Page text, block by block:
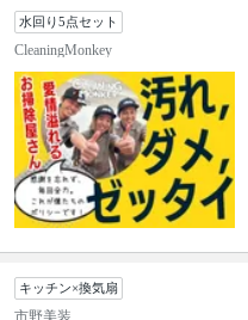
水回り5点セット
CleaningMonkey
キッチン×換気扇
市野美装